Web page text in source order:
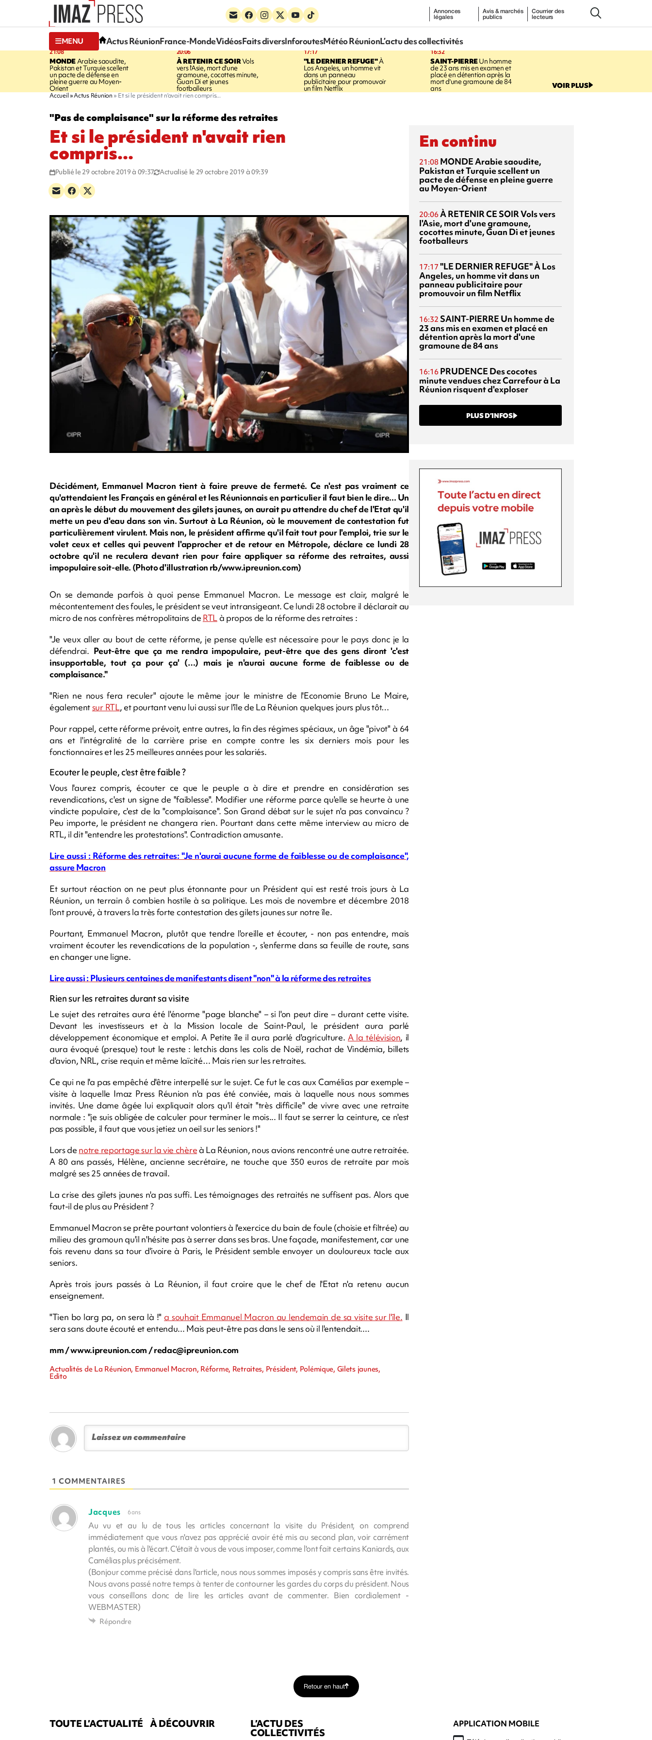
Annonces
légales
Avis & marchés
publics
Courrier des
lecteurs
MENU Actus RéunionFrance-MondeVidéosFaits diversInforoutesMétéo RéunionL’actu des collectivités
21:08
MONDE Arabie saoudite,
Pakistan et Turquie scellent
un pacte de défense en
pleine guerre au Moyen-
Orient
20:06
À RETENIR CE SOIRVols
vers l'Asie, mort d'une
gramoune, cocottes minute,
Guan Di et jeunes
footballeurs
17:17
"LE DERNIER REFUGE"À
Los Angeles, un homme vit
dans un panneau
publicitaire pour promouvoir
un film Netflix
16:32
SAINT-PIERREUn homme
de 23 ans mis en examen et
placé en détention après la
mort d'une gramoune de 84
ans VOIR PLUS
Accueil Actus Réunion Et si le président n'avait rien compris...
"Pas de complaisance" sur la réforme des retraites
Et si le président n'avait rien
compris...
Publié le 29 octobre 2019 à 09:37 Actualisé le 29 octobre 2019 à 09:39
Décidément, Emmanuel Macron tient à faire preuve de fermeté. Ce n'est pas vraiment ce
qu'attendaient les Français en général et les Réunionnais en particulier il faut bien le dire... Un
an après le début du mouvement des gilets jaunes, on aurait pu attendre du chef de l'Etat qu'il
mette un peu d'eau dans son vin. Surtout à La Réunion, où le mouvement de contestation fut
particulièrement virulent. Mais non, le président affirme qu'il fait tout pour l'emploi, trie sur le
volet ceux et celles qui peuvent l'approcher et de retour en Métropole, déclare ce lundi 28
octobre qu'il ne reculera devant rien pour faire appliquer sa réforme des retraites, aussi
impopulaire soit-elle. (Photo d'illustration rb/www.ipreunion.com)
On se demande parfois à quoi pense Emmanuel Macron. Le message est clair, malgré le
mécontentement des foules, le président se veut intransigeant. Ce lundi 28 octobre il déclarait au
micro de nos confrères métropolitains de RTLà propos de la réforme des retraites :
"Je veux aller au bout de cette réforme, je pense qu'elle est nécessaire pour le pays donc je la
défendrai. Peut-être que ça me rendra impopulaire, peut-être que des gens diront 'c'est
insupportable, tout ça pour ça' (…) mais je n'aurai aucune forme de faiblesse ou de
complaisance."
"Rien ne nous fera reculer" ajoute le même jour le ministre de l'Economie Bruno Le Maire,
égalementsur RTL, et pourtant venu lui aussi sur l'île de La Réunion quelques jours plus tôt…
Pour rappel, cette réforme prévoit, entre autres, la fin des régimes spéciaux, un âge "pivot" à 64
ans et l'intégralité de la carrière prise en compte contre les six derniers mois pour les
fonctionnaires et les 25 meilleures années pour les salariés.
Ecouter le peuple, c'est être faible ?
Vous l'aurez compris, écouter ce que le peuple a à dire et prendre en considération ses
revendications, c'est un signe de "faiblesse". Modifier une réforme parce qu'elle se heurte à une
vindicte populaire, c'est de la "complaisance". Son Grand débat sur le sujet n'a pas convaincu ?
Peu importe, le président ne changera rien. Pourtant dans cette même interview au micro de
RTL, il dit "entendre les protestations". Contradiction amusante.
Lire aussi : Réforme des retraites: "Je n'aurai aucune forme de faiblesse ou de complaisance",
assure Macron
Et surtout réaction on ne peut plus étonnante pour un Président qui est resté trois jours à La
Réunion, un terrain ô combien hostile à sa politique. Les mois de novembre et décembre 2018
l'ont prouvé, à travers la très forte contestation des gilets jaunes sur notre île.
Pourtant, Emmanuel Macron, plutôt que tendre l'oreille et écouter, - non pas entendre, mais
vraiment écouter les revendications de la population -, s'enferme dans sa feuille de route, sans
en changer une ligne.
Lire aussi : Plusieurs centaines de manifestants disent "non" à la réforme des retraites
Rien sur les retraites durant sa visite
Le sujet des retraites aura été l'énorme "page blanche" – si l'on peut dire – durant cette visite.
Devant les investisseurs et à la Mission locale de Saint-Paul, le président aura parlé
développement économique et emploi. A Petite île il aura parlé d'agriculture.A la télévision, il
aura évoqué (presque) tout le reste : letchis dans les colis de Noël, rachat de Vindémia, billets
d'avion, NRL, crise requin et même laïcité… Mais rien sur les retraites.
Ce qui ne l'a pas empêché d'être interpellé sur le sujet. Ce fut le cas aux Camélias par exemple –
visite à laquelle Imaz Press Réunion n'a pas été conviée, mais à laquelle nous nous sommes
invités. Une dame âgée lui expliquait alors qu'il était "très difficile" de vivre avec une retraite
normale : "je suis obligée de calculer pour terminer le mois... Il faut se serrer la ceinture, ce n'est
pas possible, il faut que vous jetiez un oeil sur les seniors !"
Lors de notre reportage sur la vie chère à La Réunion, nous avions rencontré une autre retraitée.
A 80 ans passés, Hélène, ancienne secrétaire, ne touche que 350 euros de retraite par mois
malgré ses 25 années de travail.
La crise des gilets jaunes n'a pas suffi. Les témoignages des retraités ne suffisent pas. Alors que
faut-il de plus au Président ?
Emmanuel Macron se prête pourtant volontiers à l'exercice du bain de foule (choisie et filtrée) au
milieu des gramoun qu'il n'hésite pas à serrer dans ses bras. Une façade, manifestement, car une
fois revenu dans sa tour d'ivoire à Paris, le Président semble envoyer un douloureux tacle aux
seniors.
Après trois jours passés à La Réunion, il faut croire que le chef de l'Etat n'a retenu aucun
enseignement.
"Tien bo larg pa, on sera là !" a souhait Emmanuel Macron au lendemain de sa visite sur l'île. Il
sera sans doute écouté et entendu... Mais peut-être pas dans le sens où il l'entendait....
mm / www.ipreunion.com /redac@ipreunion.com
Actualités de La Réunion, Emmanuel Macron, Réforme, Retraites, Président, Polémique, Gilets jaunes,
Edito
1 COMMENTAIRES
Jacques 6 ans
Au vu et au lu de tous les articles concernant la visite du Président, on comprend
immédiatement que vous n'avez pas apprécié avoir été mis au second plan, voir carrément
plantés, ou mis à l'écart. C'était à vous de vous imposer, comme l'ont fait certains Kaniards, aux
Camélias plus précisément.
(Bonjour comme précisé dans l'article, nous nous sommes imposés y compris sans être invités.
Nous avons passé notre temps à tenter de contourner les gardes du corps du président. Nous
vous conseillons donc de lire les articles avant de commenter. Bien cordialement -
WEBMASTER)
Répondre
En continu
21:08 MONDEArabie saoudite,
Pakistan et Turquie scellent un
pacte de défense en pleine guerre
au Moyen-Orient
20:06À RETENIR CE SOIRVols vers
l'Asie, mort d'une gramoune,
cocottes minute, Guan Di et jeunes
footballeurs
17:17 "LE DERNIER REFUGE"À Los
Angeles, un homme vit dans un
panneau publicitaire pour
promouvoir un film Netflix
16:32 SAINT-PIERRE Un homme de
23 ans mis en examen et placé en
détention après la mort d'une
gramoune de 84 ans
16:16 PRUDENCE Des cocotes
minute vendues chez Carrefour à La
Réunion risquent d'exploser
PLUS D’INFOS
Retour en haut
TOUTE L’ACTUALITÉ À DÉCOUVRIR L’ACTU DES
COLLECTIVITÉS
APPLICATION MOBILE